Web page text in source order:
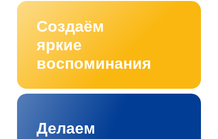
Создаём
яркие
воспоминания
Делаем